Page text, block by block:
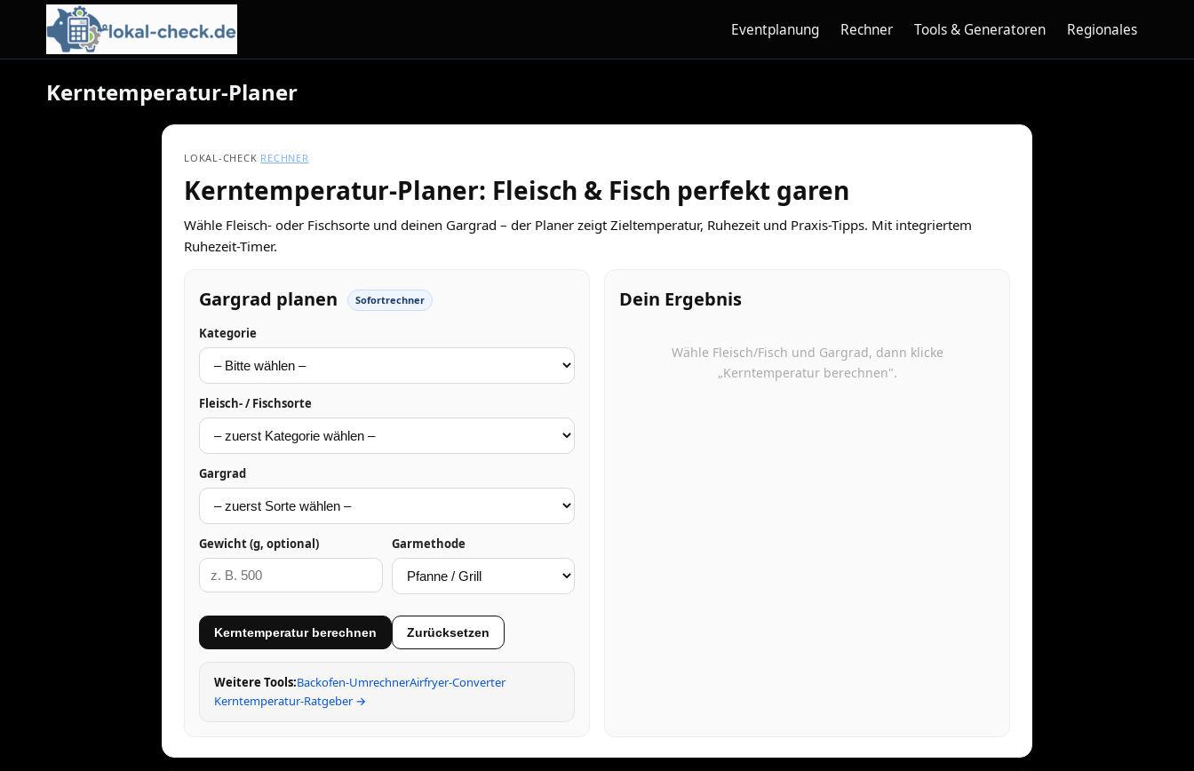
Eventplanung Rechner Tools & Generatoren Regionales
Kerntemperatur-Planer
LOKAL-CHECK RECHNER
Kerntemperatur-Planer: Fleisch & Fisch perfekt garen
Wähle Fleisch- oder Fischsorte und deinen Gargrad – der Planer zeigt Zieltemperatur, Ruhezeit und Praxis-Tipps. Mit integriertem
Ruhezeit-Timer.
Gargrad planen Sofortrechner
Kategorie
Fleisch- / Fischsorte
Gargrad
Gewicht (g, optional) Garmethode
Kerntemperatur berechnen Zurücksetzen
Weitere Tools:Backofen-UmrechnerAirfryer-Converter
Kerntemperatur-Ratgeber →
Dein Ergebnis
Wähle Fleisch/Fisch und Gargrad, dann klicke
„Kerntemperatur berechnen".